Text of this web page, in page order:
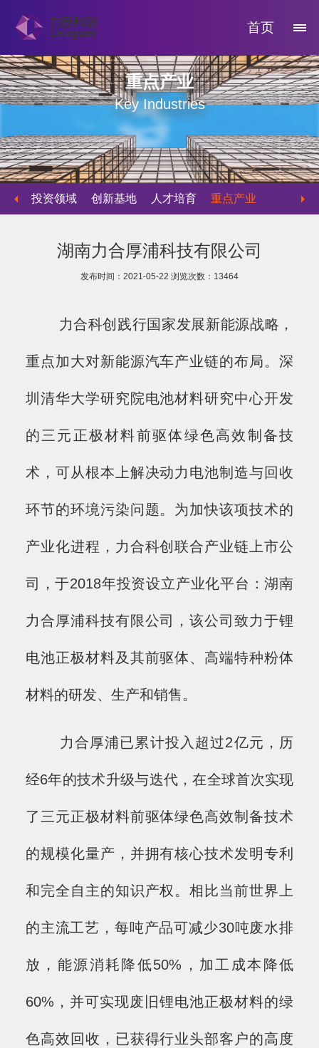
首页
重点产业
Key Industries
投资领域 创新基地 人才培育 重点产业 物业运营
湖南力合厚浦科技有限公司
发布时间：2021-05-22 浏览次数： 13464
力合科创践行国家发展新能源战略，
重点加大对新能源汽车产业链的布局。深
圳清华大学研究院电池材料研究中心开发
的三元正极材料前驱体绿色高效制备技
术，可从根本上解决动力电池制造与回收
环节的环境污染问题。为加快该项技术的
产业化进程，力合科创联合产业链上市公
司，于2018年投资设立产业化平台：湖南
力合厚浦科技有限公司，该公司致力于锂
电池正极材料及其前驱体、高端特种粉体
材料的研发、生产和销售。
力合厚浦已累计投入超过2亿元，历
经6年的技术升级与迭代，在全球首次实现
了三元正极材料前驱体绿色高效制备技术
的规模化量产，并拥有核心技术发明专利
和完全自主的知识产权。相比当前世界上
的主流工艺，每吨产品可减少30吨废水排
放，能源消耗降低50%，加工成本降低
60%，并可实现废旧锂电池正极材料的绿
色高效回收，已获得行业头部客户的高度